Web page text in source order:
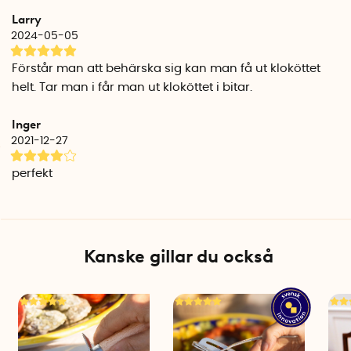
Återplantering av ostron
Det amerikanska företaget Toadfish ger tillbaka en del av
vinsten för varje såld produkt till projekt som arbetar för att
bevara kusterna i USA. I praktiken innebär det att varje såld
Varför ostron?
Ostron är direkt bidragande till bevarandet av det marina
Smart present till skaldjursälskaren
skaldjur? Kloknäckaren är ett praktiskt redskap som gör det
enkelt att njuta av krabba, hummer och kräfta – med hela
bitar klokött och stilfull servering som resultat.Klicka här för
fler presenttips till den matlagningsintresserade.
Larry
2024-05-05
Förstår man att behärska sig kan man få ut kloköttet
helt. Tar man i får man ut kloköttet i bitar.
Inger
2021-12-27
perfekt
Kanske gillar du också